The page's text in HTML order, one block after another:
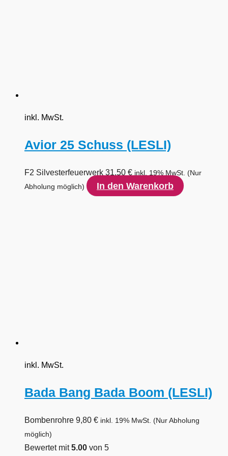
inkl. MwSt.
Avior 25 Schuss (LESLI)
F2 Silvesterfeuerwerk 31,50 € inkl. 19% MwSt. (Nur
Abholung möglich)
In den Warenkorb
inkl. MwSt.
Bada Bang Bada Boom (LESLI)
Bombenrohre 9,80 € inkl. 19% MwSt. (Nur Abholung
möglich)
Bewertet mit5.00 von 5